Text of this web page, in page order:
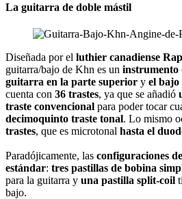
La guitarra de doble mástil
Diseñada por el luthier canadiense
guitarra/bajo de Khn es un instrumento
guitarra en la parte superior y el
cuenta con 36 trastes, ya que se añadió
traste convencional para poder tocar
decimoquinto traste tonal. Lo mismo
trastes, que es microtonal hasta el
Paradójicamente, las configuraciones
estándar: tres pastillas de bobina
para la guitarra y una pastilla split-coil
bajo.